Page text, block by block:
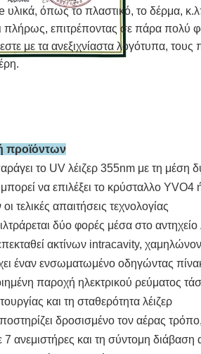
όπως το πλαστικό, το δέρμα,
πλήρως, επιτρέποντας σε πάρα πολύ
με τα ανεξιχνίαστα λογότυπα,
προϊόντων
το UV λέιζερ 355nm με τη
να επιλέξει το κρύσταλλο
τελικές απαιτήσεις τεχνολογίας
δύο φορές μέσα στο
ακτίνων intracavity,
έναν ενσωματωμένο οδηγώντας
παροχή ηλεκτρικού ρεύματος
και τη σταθερότητα λέιζερ
δροσισμένο τον αέρας
7 ανεμιστήρες και τη σύντομη